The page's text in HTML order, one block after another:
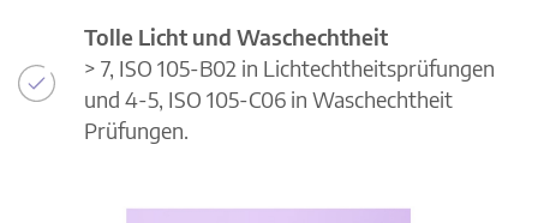
Tolle Licht und Waschechtheit
> 7, ISO 105-B02 in Lichtechtheitsprüfungen
und 4-5, ISO 105-C06 in Waschechtheit
Prüfungen.